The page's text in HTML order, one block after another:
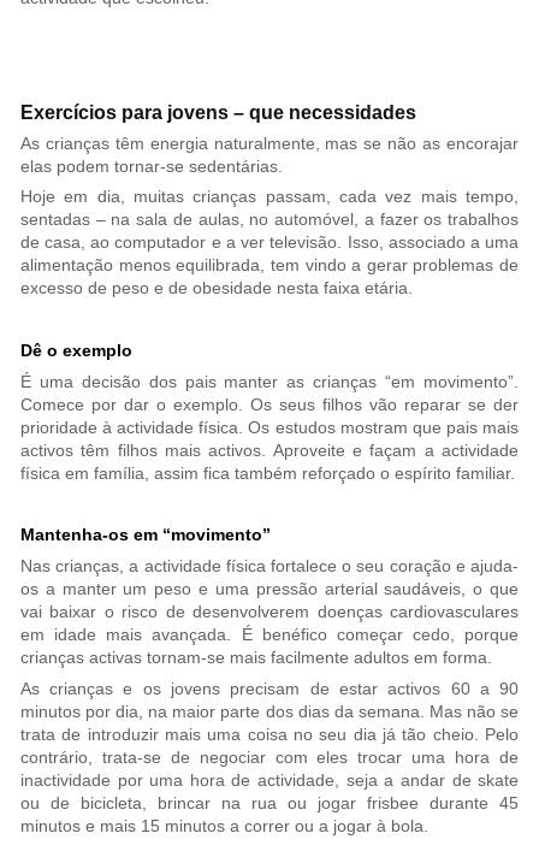
Exercícios para jovens – que necessidades
As crianças têm energia naturalmente, mas se não as encorajar
elas podem tornar-se sedentárias.
Hoje em dia, muitas crianças passam, cada vez mais tempo,
sentadas – na sala de aulas, no automóvel, a fazer os trabalhos
de casa, ao computador e a ver televisão. Isso, associado a uma
alimentação menos equilibrada, tem vindo a gerar problemas de
excesso de peso e de obesidade nesta faixa etária.
Dê o exemplo
É uma decisão dos pais manter as crianças “em movimento”.
Comece por dar o exemplo. Os seus filhos vão reparar se der
prioridade à actividade física. Os estudos mostram que pais mais
activos têm filhos mais activos. Aproveite e façam a actividade
física em família, assim fica também reforçado o espírito familiar.
Mantenha-os em “movimento”
Nas crianças, a actividade física fortalece o seu coração e ajuda-
os a manter um peso e uma pressão arterial saudáveis, o que
vai baixar o risco de desenvolverem doenças cardiovasculares
em idade mais avançada. É benéfico começar cedo, porque
crianças activas tornam-se mais facilmente adultos em forma.
As crianças e os jovens precisam de estar activos 60 a 90
minutos por dia, na maior parte dos dias da semana. Mas não se
trata de introduzir mais uma coisa no seu dia já tão cheio. Pelo
contrário, trata-se de negociar com eles trocar uma hora de
inactividade por uma hora de actividade, seja a andar de skate
ou de bicicleta, brincar na rua ou jogar frisbee durante 45
minutos e mais 15 minutos a correr ou a jogar à bola.